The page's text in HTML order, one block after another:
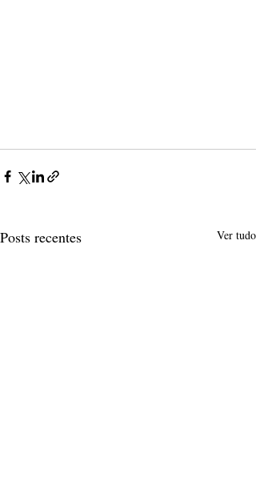
Posts recentes Ver tudo